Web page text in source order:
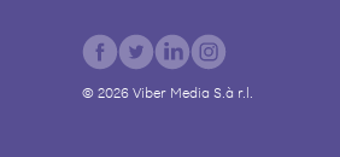
© 2026Viber Media S.à r.l.